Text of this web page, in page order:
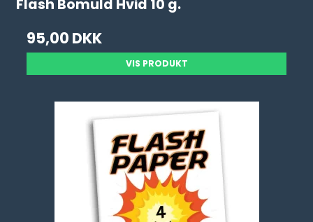
Flash Bomuld Hvid 10 g.
95,00 DKK
VIS PRODUKT